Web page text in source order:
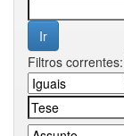
Filtros correntes: